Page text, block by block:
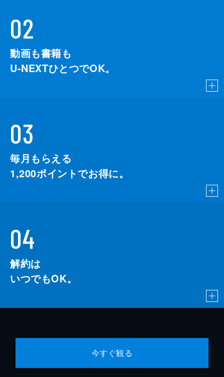
02
動画も書籍も
U-NEXTひとつでOK。
03
毎月もらえる
1,200ポイントでお得に。
04
解約は
いつでもOK。
今すぐ観る